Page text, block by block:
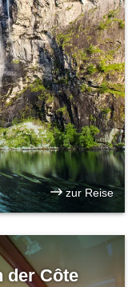
zur Reise
der Côte